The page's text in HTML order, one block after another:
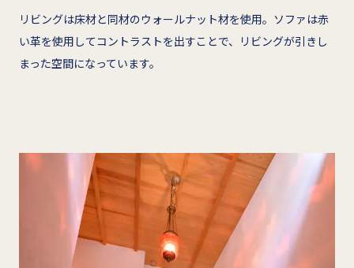
リビングは床材と同材のウォールナット材を使用。ソファは赤
い革を使用してコントラストを出すことで、リビングが引きし
まった空間になっています。